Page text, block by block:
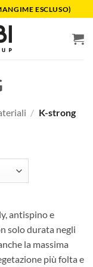
ESCLUSO)
/ K-strong
antispino e
solo durata negli
la massima
più folta e